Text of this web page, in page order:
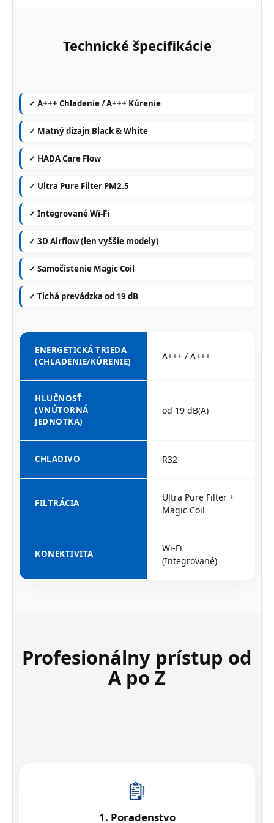
Technické špecifikácie
✓ A+++ Chladenie / A+++ Kúrenie
✓ Matný dizajn Black & White
✓ HADA Care Flow
✓ Ultra Pure Filter PM2.5
✓ Integrované Wi-Fi
✓ 3D Airflow (len vyššie modely)
✓ Samočistenie Magic Coil
✓ Tichá prevádzka od 19 dB
ENERGETICKÁ TRIEDA
(CHLADENIE/KÚRENIE)
A+++ / A+++
HLUČNOSŤ
(VNÚTORNÁ
JEDNOTKA)
od 19 dB(A)
CHLADIVO R32
FILTRÁCIA
Ultra Pure Filter +
Magic Coil
KONEKTIVITA
Wi-Fi
(Integrované)
Profesionálny prístup od
A po Z
1. Poradenstvo